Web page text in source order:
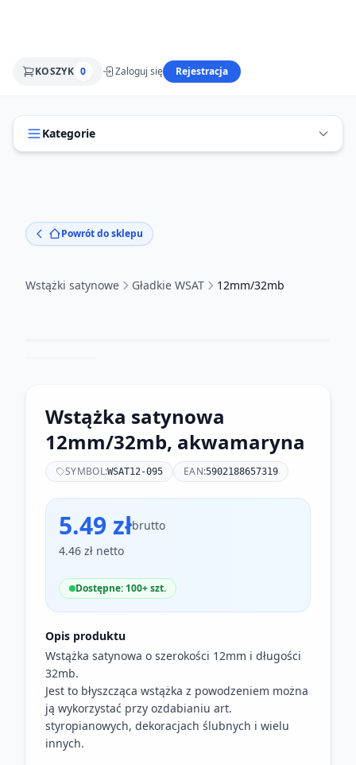
KOSZYK 0 Zaloguj się Rejestracja
Kategorie
Powrót do sklepu
Wstążki satynowe Gładkie WSAT 12mm/32mb
Wstążka satynowa
12mm/32mb, akwamaryna
SYMBOL:WSAT12-095 EAN:5902188657319
5.49 złbrutto
4.46 zł netto
Dostępne: 100+ szt.
Opis produktu
Wstążka satynowa o szerokości 12mm i długości
32mb.
Jest to błyszcząca wstążka z powodzeniem można
ją wykorzystać przy ozdabianiu art.
styropianowych, dekoracjach ślubnych i wielu
innych.